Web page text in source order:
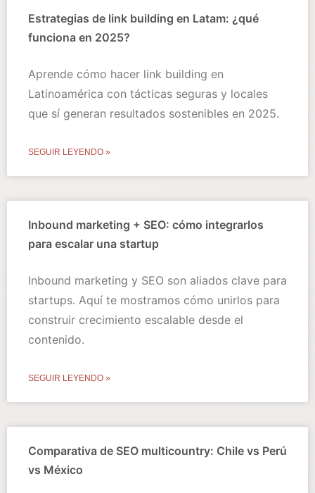
Estrategias de link building en Latam: ¿qué
funciona en 2025?
Aprende cómo hacer link building en
Latinoamérica con tácticas seguras y locales
que sí generan resultados sostenibles en 2025.
SEGUIR LEYENDO »
Inbound marketing + SEO: cómo integrarlos
para escalar una startup
Inbound marketing y SEO son aliados clave para
startups. Aquí te mostramos cómo unirlos para
construir crecimiento escalable desde el
contenido.
SEGUIR LEYENDO »
Comparativa de SEO multicountry: Chile vs Perú
vs México